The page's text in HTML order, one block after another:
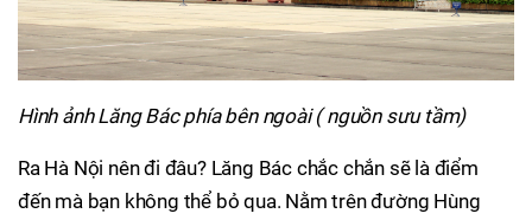
Hình ảnh Lăng Bác phía bên ngoài ( nguồn sưu tầm)
Ra Hà Nội nên đi đâu? Lăng Bác chắc chắn sẽ là điểm
đến mà bạn không thể bỏ qua. Nằm trên đường Hùng